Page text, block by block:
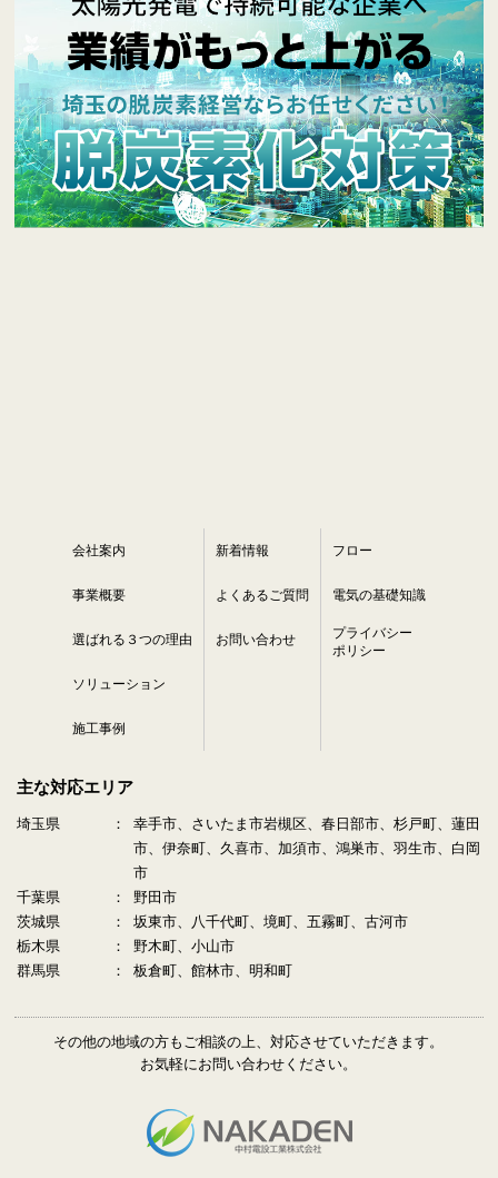
会社案内
事業概要
選ばれる３つの理由
ソリューション
施工事例
新着情報
よくあるご質問
お問い合わせ
フロー
電気の基礎知識
プライバシー
ポリシー
主な対応エリア
埼玉県
幸手市、さいたま市岩槻区、春日部市、杉戸町、蓮田
市、伊奈町、久喜市、加須市、鴻巣市、羽生市、白岡
市
千葉県
野田市
茨城県
坂東市、八千代町、境町、五霧町、古河市
栃木県
野木町、小山市
群馬県
板倉町、館林市、明和町
その他の地域の方もご相談の上、対応させていただきます。
お気軽にお問い合わせください。